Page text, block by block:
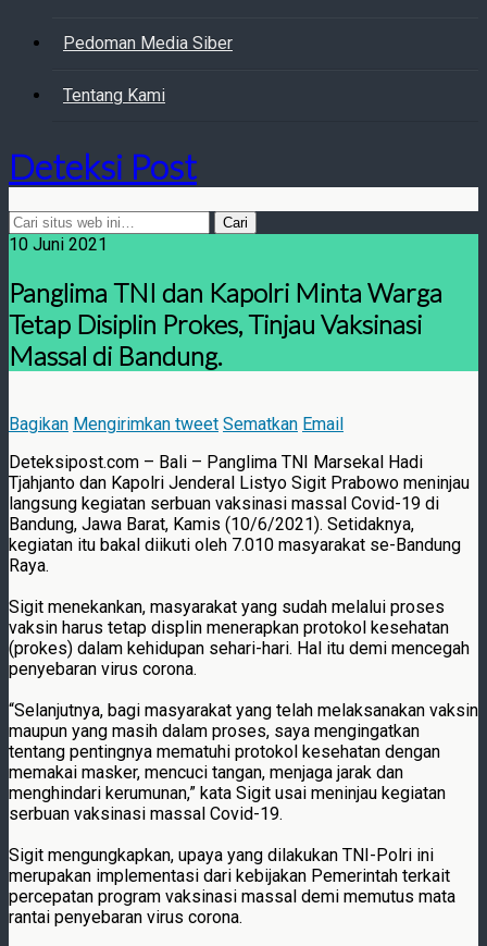
Pedoman Media Siber
Tentang Kami
Deteksi Post
10 Juni 2021
Panglima TNI dan Kapolri Minta Warga
Tetap Disiplin Prokes, Tinjau Vaksinasi
Massal di Bandung.
Bagikan Mengirimkan tweet Sematkan Email
Deteksipost.com – Bali – Panglima TNI Marsekal Hadi
Tjahjanto dan Kapolri Jenderal Listyo Sigit Prabowo meninjau
langsung kegiatan serbuan vaksinasi massal Covid-19 di
Bandung, Jawa Barat, Kamis (10/6/2021). Setidaknya,
kegiatan itu bakal diikuti oleh 7.010 masyarakat se-Bandung
Raya.
Sigit menekankan, masyarakat yang sudah melalui proses
vaksin harus tetap displin menerapkan protokol kesehatan
(prokes) dalam kehidupan sehari-hari. Hal itu demi mencegah
penyebaran virus corona.
“Selanjutnya, bagi masyarakat yang telah melaksanakan vaksin
maupun yang masih dalam proses, saya mengingatkan
tentang pentingnya mematuhi protokol kesehatan dengan
memakai masker, mencuci tangan, menjaga jarak dan
menghindari kerumunan,” kata Sigit usai meninjau kegiatan
serbuan vaksinasi massal Covid-19.
Sigit mengungkapkan, upaya yang dilakukan TNI-Polri ini
merupakan implementasi dari kebijakan Pemerintah terkait
percepatan program vaksinasi massal demi memutus mata
rantai penyebaran virus corona.